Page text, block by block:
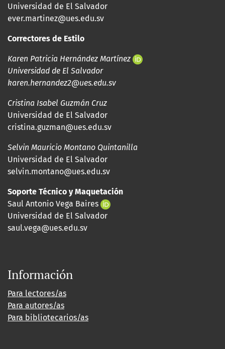
Universidad de El Salvador
ever.martinez@ues.edu.sv
Correctores de Estilo
Karen Patricia Hernández Martínez
Universidad de El Salvador
karen.hernandez2@ues.edu.sv
Cristina Isabel Guzmán Cruz
Universidad de El Salvador
cristina.guzman@ues.edu.sv
Selvin Mauricio Montano Quintanilla
Universidad de El Salvador
selvin.montano@ues.edu.sv
Soporte Técnico y Maquetación
Saul Antonio Vega Baires
Universidad de El Salvador
saul.vega@ues.edu.sv
Información
Para lectores/as
Para autores/as
Para bibliotecarios/as